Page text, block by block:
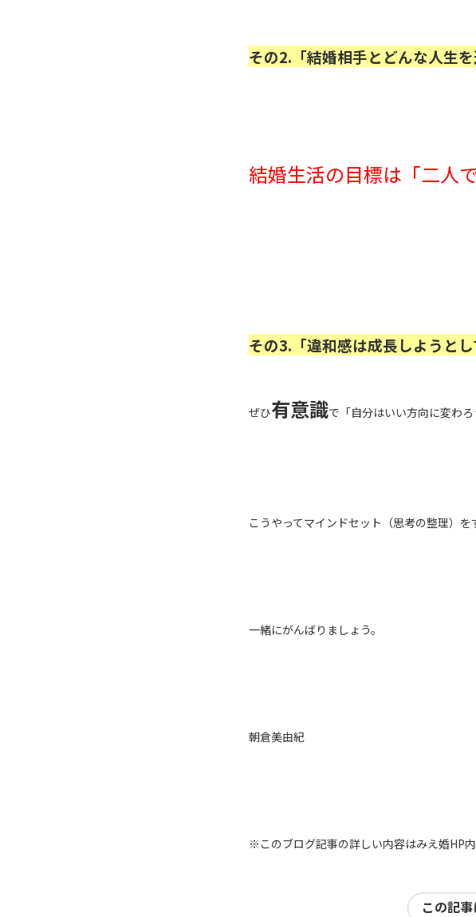
その2.「結婚相手とどんな人生を
結婚生活の目標は「二人
その3.「違和感は成長しようとし
ぜひ有意識で「自分はいい方向に変わ
こうやってマインドセット（思考の整理）
一緒にがんばりましょう。
朝倉美由紀
※このブログ記事の詳しい内容はみえ婚HP
この記